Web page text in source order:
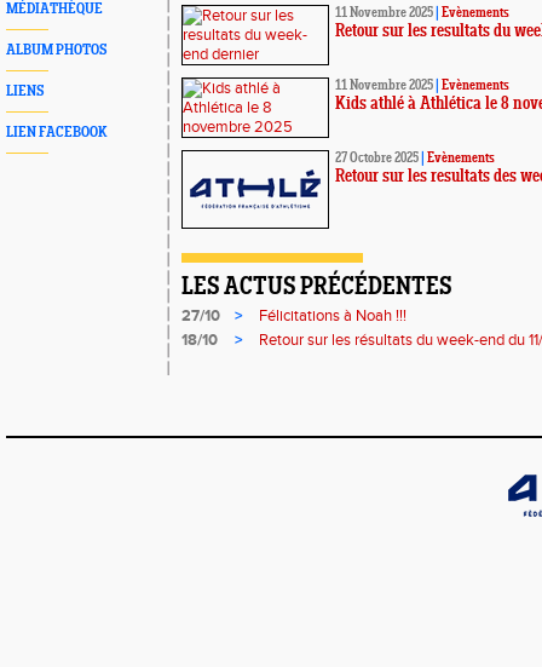
MÉDIATHÈQUE
ALBUM PHOTOS
LIENS
LIEN FACEBOOK
11 Novembre 2025 Evènements
Retour sur les resultats du
11 Novembre 2025 Evènements
Kids athlé à Athlética le 8
27 Octobre 2025 Evènements
Retour sur les resultats des
LES ACTUS PRÉCÉDENTES
27/10 >
Félicitations à Noah !!!
18/10
> Retour sur les résultats du week-end du